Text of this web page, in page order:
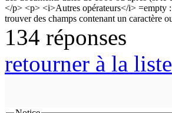
134 réponses
retourner à la liste